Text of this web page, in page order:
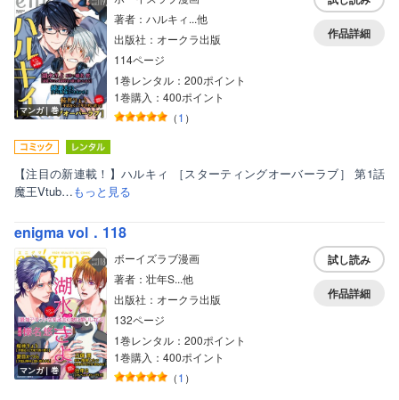
マンガ｜巻
著者：ハルキィ...他
出版社：オークラ出版
114ページ
1巻レンタル：200ポイント
1巻購入：400ポイント
（1 ）
作品詳細
【注目の新連載！】ハルキィ ［スターティングオーバーラブ］ 第1話
魔王Vtub…もっと見る
enigma vol．118
マンガ｜巻
ボーイズラブ漫画
著者：壮年S...他
出版社：オークラ出版
132ページ
1巻レンタル：200ポイント
1巻購入：400ポイント
（1 ）
試し読み
作品詳細